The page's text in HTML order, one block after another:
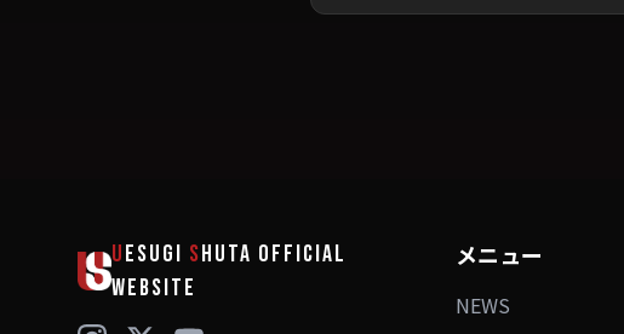
UESUGI SHUTA OFFICIAL
WEBSITE
メニュー
NEWS